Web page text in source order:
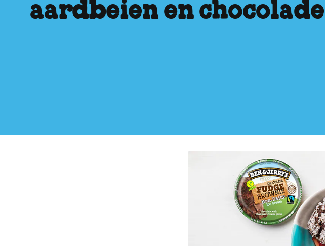
aardbeien en chocolade